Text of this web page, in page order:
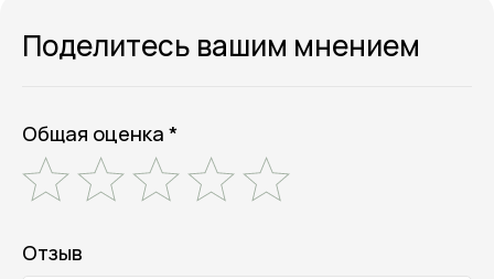
Поделитесь вашим мнением
Общая оценка *
Отзыв